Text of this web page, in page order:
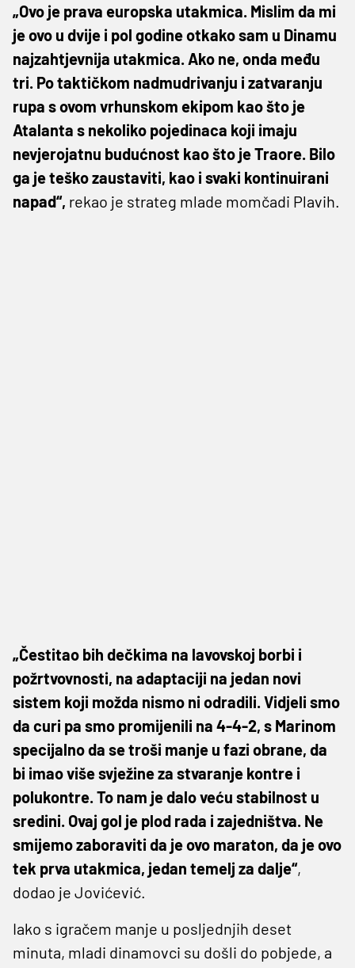
„Ovo je prava europska utakmica. Mislim da mi
je ovo u dvije i pol godine otkako sam u Dinamu
najzahtjevnija utakmica. Ako ne, onda među
tri. Po taktičkom nadmudrivanju i zatvaranju
rupa s ovom vrhunskom ekipom kao što je
Atalanta s nekoliko pojedinaca koji imaju
nevjerojatnu budućnost kao što je Traore. Bilo
ga je teško zaustaviti, kao i svaki kontinuirani
napad“, rekao je strateg mlade momčadi Plavih.
„Čestitao bih dečkima na lavovskoj borbi i
požrtvovnosti, na adaptaciji na jedan novi
sistem koji možda nismo ni odradili. Vidjeli smo
da curi pa smo promijenili na 4-4-2, s Marinom
specijalno da se troši manje u fazi obrane, da
bi imao više svježine za stvaranje kontre i
polukontre. To nam je dalo veću stabilnost u
sredini. Ovaj gol je plod rada i zajedništva. Ne
smijemo zaboraviti da je ovo maraton, da je ovo
tek prva utakmica, jedan temelj za dalje“,
dodao je Jovićević.
Iako s igračem manje u posljednjih deset
minuta, mladi dinamovci su došli do pobjede, a